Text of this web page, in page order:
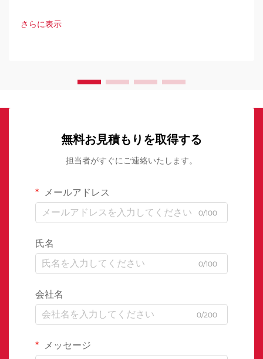
さらに表示
無料お見積もりを取得する
担当者がすぐにご連絡いたします。
メールアドレス
0/100
氏名
0/100
会社名
0/200
メッセージ